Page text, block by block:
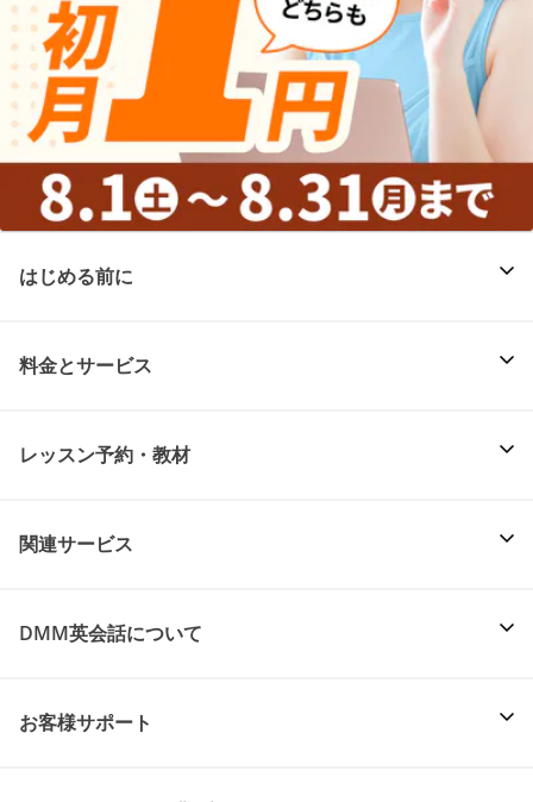
はじめる前に
料金とサービス
レッスン予約・教材
関連サービス
DMM英会話について
お客様サポート